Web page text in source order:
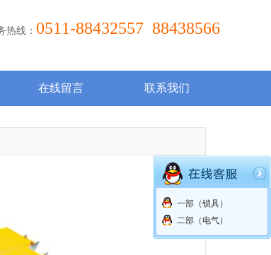
热线： 0511-88432557 88438566
在线留言 联系我们
一部（锁具）
二部（电气）